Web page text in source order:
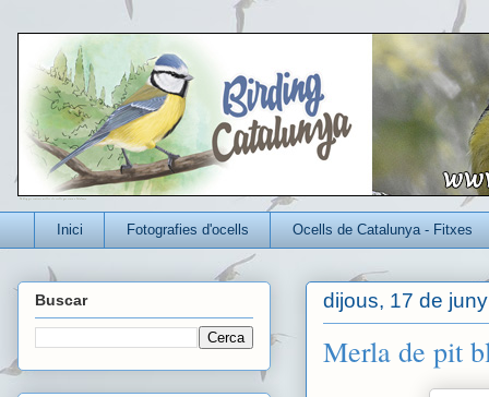
Un blog per conèixer millor els ocells que viuen a Catalunya
Inici Fotografies d'ocells Ocells de Catalunya - Fitxes
dijous, 17 de
Merla de pit
Buscar